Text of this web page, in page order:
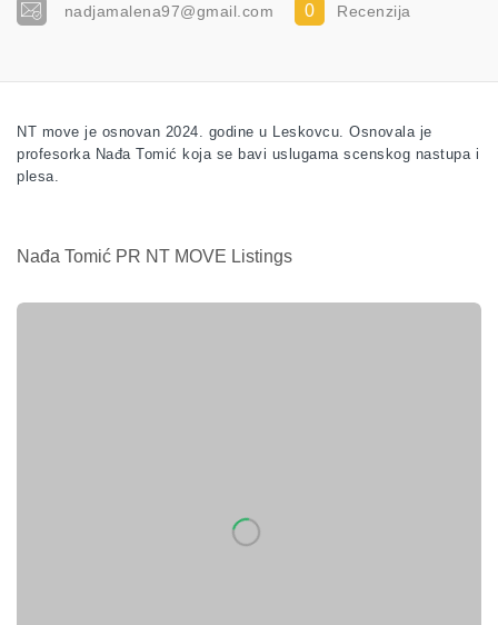
nadjamalena97@gmail.com 0 Recenzija
NT move je osnovan 2024. godine u Leskovcu. Osnovala je
profesorka Nađa Tomić koja se bavi uslugama scenskog nastupa i
plesa.
Nađa Tomić PR NT MOVE Listings